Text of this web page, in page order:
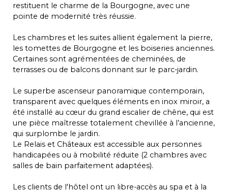
restituent le charme de la Bourgogne, avec une
pointe de modernité très réussie.
Les chambres et les suites allient également la pierre,
les tomettes de Bourgogne et les boiseries anciennes.
Certaines sont agrémentées de cheminées, de
terrasses ou de balcons donnant sur le parc-jardin.
Le superbe ascenseur panoramique contemporain,
transparent avec quelques éléments en inox miroir, a
été installé au cœur du grand escalier de chêne, qui est
une pièce maîtresse totalement chevillée à l’ancienne,
qui surplombe le jardin.
Le Relais et Châteaux est accessible aux personnes
handicapées ou à mobilité réduite (2 chambres avec
salles de bain parfaitement adaptées).
Les clients de l'hôtel ont un libre-accès au spa et à la